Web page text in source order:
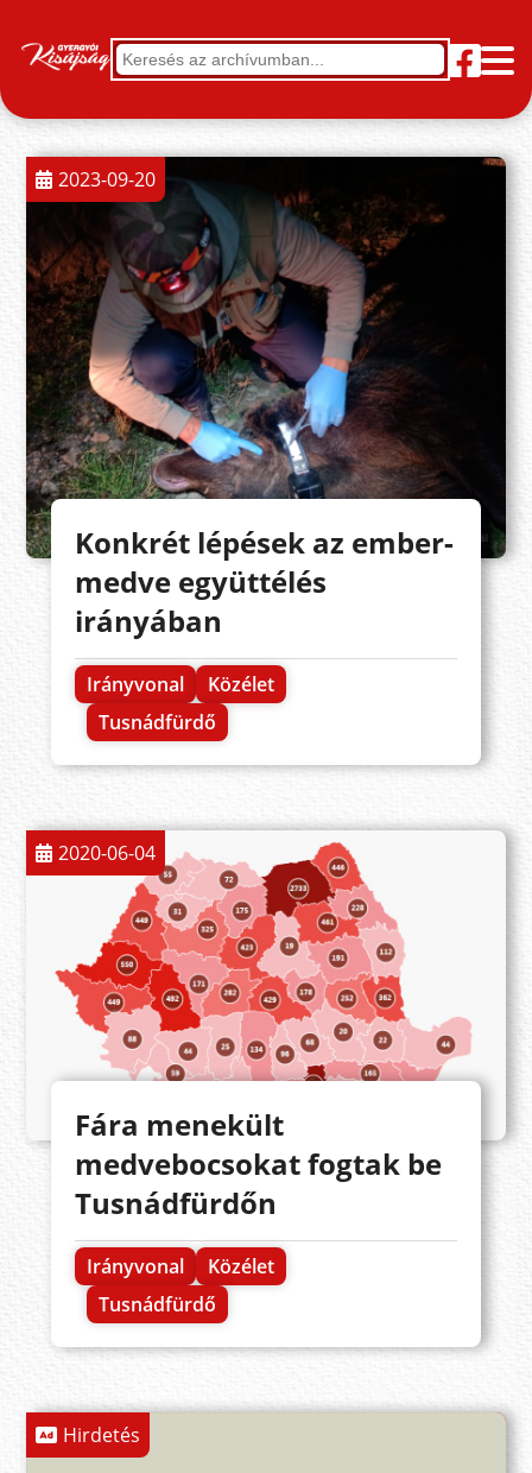
2023-09-20
Konkrét lépések az ember-
medve együttélés
irányában
Irányvonal
Közélet
Tusnádfürdő
2020-06-04
Fára menekült
medvebocsokat fogtak be
Tusnádfürdőn
Irányvonal
Közélet
Tusnádfürdő
Hirdetés